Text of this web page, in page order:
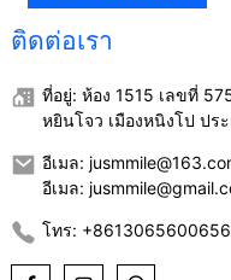
ติดต่อเรา
ที่อยู่: ห้อง 1515 เลขที่
หยินโจว เมืองหนิงโป ปร
อีเมล:
อีเมล:
โทร: +8613065600656